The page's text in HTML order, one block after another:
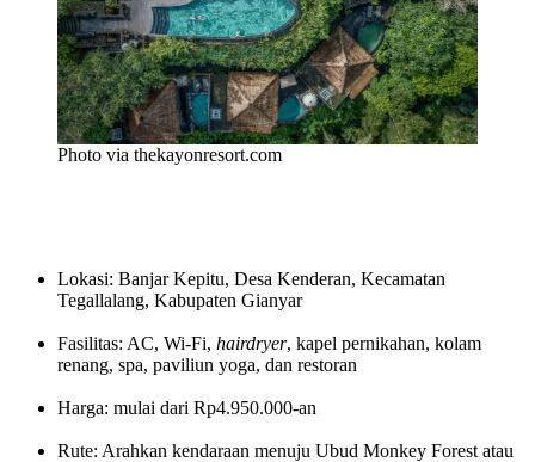
Photo via thekayonresort.com
Lokasi: Banjar Kepitu, Desa Kenderan, Kecamatan
Tegallalang, Kabupaten Gianyar
Fasilitas: AC, Wi-Fi, hairdryer, kapel pernikahan, kolam
renang, spa, paviliun yoga, dan restoran
Harga: mulai dari Rp4.950.000-an
Rute: Arahkan kendaraan menuju Ubud Monkey Forest atau